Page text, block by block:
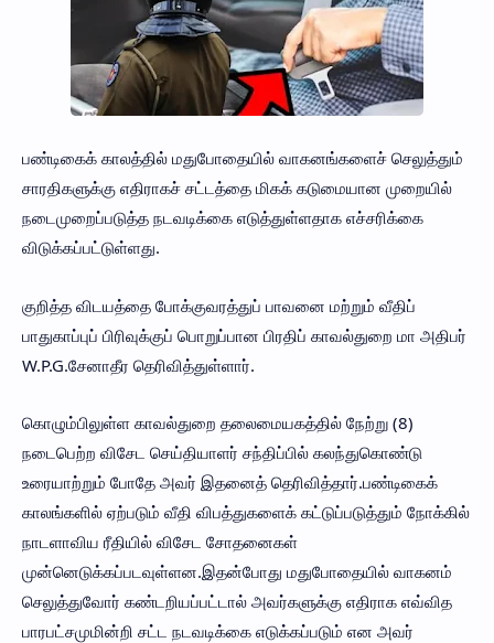
பண்டிகைக் காலத்தில் மதுபோதையில் வாகனங்களைச் செலுத்தும்
சாரதிகளுக்கு எதிராகச் சட்டத்தை மிகக் கடுமையான முறையில்
நடைமுறைப்படுத்த நடவடிக்கை எடுத்துள்ளதாக எச்சரிக்கை
விடுக்கப்பட்டுள்ளது.
குறித்த விடயத்தை போக்குவரத்துப் பாவனை மற்றும் வீதிப்
பாதுகாப்புப் பிரிவுக்குப் பொறுப்பான பிரதிப் காவல்துறை மா அதிபர்
W.P.G.சேனாதீர தெரிவித்துள்ளார்.
கொழும்பிலுள்ள காவல்துறை தலைமையகத்தில் நேற்று (8)
நடைபெற்ற விசேட செய்தியாளர் சந்திப்பில் கலந்துகொண்டு
உரையாற்றும் போதே அவர் இதனைத் தெரிவித்தார்.பண்டிகைக்
காலங்களில் ஏற்படும் வீதி விபத்துகளைக் கட்டுப்படுத்தும் நோக்கில்
நாடளாவிய ரீதியில் விசேட சோதனைகள்
முன்னெடுக்கப்படவுள்ளன.இதன்போது மதுபோதையில் வாகனம்
செலுத்துவோர் கண்டறியப்பட்டால் அவர்களுக்கு எதிராக எவ்வித
பாரபட்சமுமின்றி சட்ட நடவடிக்கை எடுக்கப்படும் என அவர்